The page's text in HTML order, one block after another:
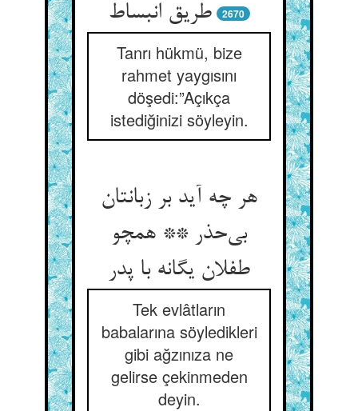
طریق انبساط
2670
Tanrı hükmü, bize
rahmet yaygısını
döşedi:”Açıkça
istediğinizi söyleyin.
هر چه آید بر زبانتان
بی‌‌حذر ** همچو
طفلان یگانه با پدر
Tek evlâtların
babalarına söyledikleri
gibi ağzınıza ne
gelirse çekinmeden
deyin.